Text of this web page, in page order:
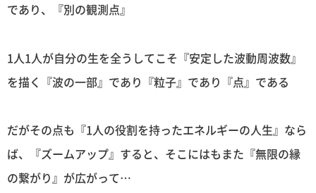
であり、『別の観測点』
1人1人が自分の生を全うしてこそ『安定した波動周波数』
を描く『波の一部』であり『粒子』であり『点』である
だがその点も『1人の役割を持ったエネルギーの人生』なら
ば、『ズームアップ』すると、そこにはもまた『無限の縁
の繋がり』が広がって…